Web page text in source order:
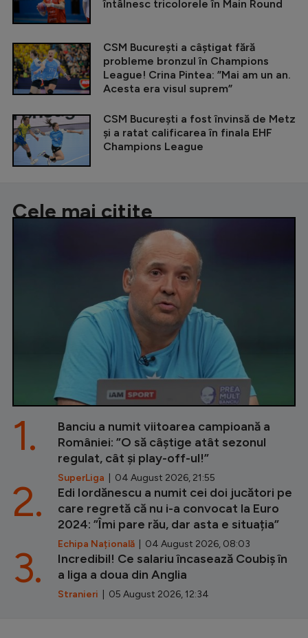
întâlnesc tricolorele în Main Round
CSM București a câștigat fără
probleme bronzul în Champions
League! Crina Pintea: ”Mai am un an.
Acesta era visul suprem”
CSM București a fost învinsă de Metz
și a ratat calificarea în finala EHF
Champions League
Cele mai citite
Banciu a numit viitoarea campioană a
României: ”O să câștige atât sezonul
regulat, cât și play-off-ul!”
SuperLiga | 04 August 2026, 21:55
1.
Edi Iordănescu a numit cei doi jucători pe
care regretă că nu i-a convocat la Euro
2024: ”Îmi pare rău, dar asta e situația”
Echipa Națională | 04 August 2026, 08:03
2.
Incredibil! Ce salariu încasează Coubiș în
a liga a doua din Anglia
Stranieri | 05 August 2026, 12:34
3.